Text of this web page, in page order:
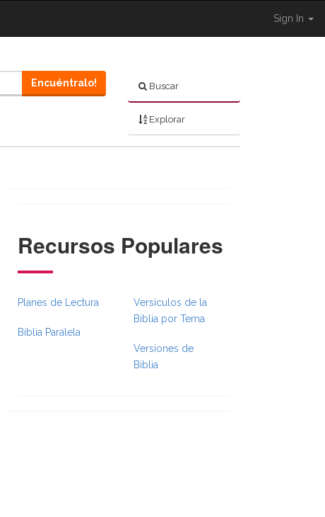
Sign In
Buscar
Explorar
Encuéntralo!
Recursos Populares
Planes de Lectura
Biblia Paralela
Versículos de la
Biblia por Tema
Versiones de
Biblia